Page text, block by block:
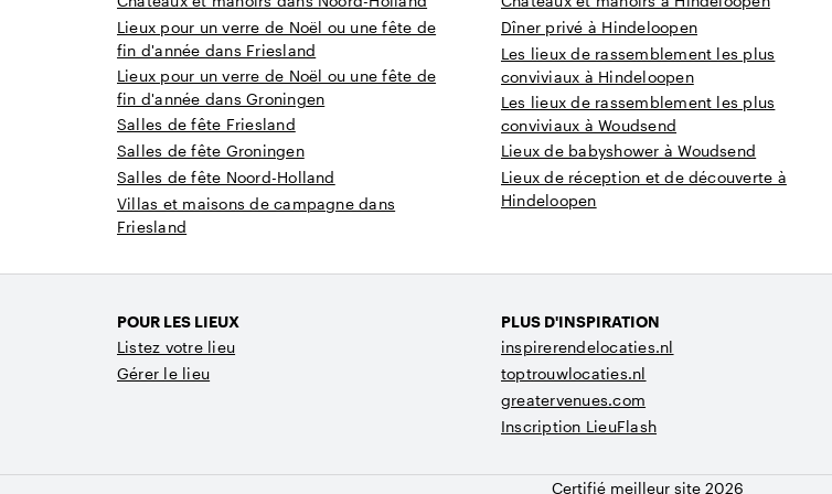
Lieux pour un verre de Noël ou une fête de
fin d'année dans Friesland
Lieux pour un verre de Noël ou une fête de
fin d'année dans Groningen
Salles de fête Friesland
Salles de fête Groningen
Salles de fête Noord-Holland
Villas et maisons de campagne dans
Friesland
Dîner privé à Hindeloopen
Les lieux de rassemblement les plus
conviviaux à Hindeloopen
Les lieux de rassemblement les plus
conviviaux à Woudsend
Lieux de babyshower à Woudsend
Lieux de réception et de découverte à
Hindeloopen
POUR LES LIEUX
Listez votre lieu
Gérer le lieu
PLUS D'INSPIRATION
inspirerendelocaties.nl
toptrouwlocaties.nl
greatervenues.com
Inscription LieuFlash
Certifié meilleur site 2026